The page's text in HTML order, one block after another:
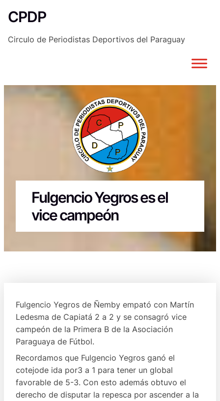
Saltar
al
contenido
CPDP
Circulo de Periodistas Deportivos del Paraguay
Fulgencio Yegros es el
vice campeón
Fulgencio Yegros de Ñemby empató con Martín
Ledesma de Capiatá 2 a 2 y se consagró vice
campeón de la Primera B de la Asociación
Paraguaya de Fútbol.
Recordamos que Fulgencio Yegros ganó el
cotejode ida por3 a 1 para tener un global
favorable de 5-3. Con esto además obtuvo el
derecho de disputar la repesca por ascender a la